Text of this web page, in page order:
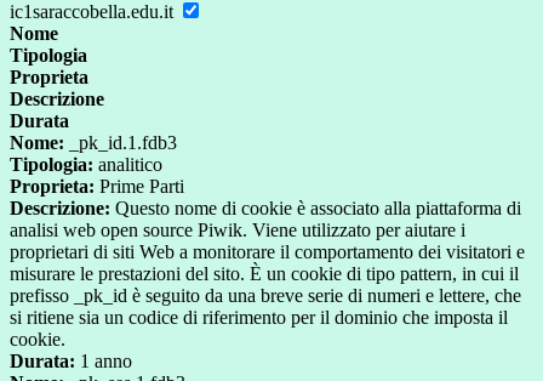
ic1saraccobella.edu.it
Nome
Tipologia
Proprieta
Descrizione
Durata
Nome: _pk_id.1.fdb3
Tipologia: analitico
Proprieta: Prime Parti
Descrizione: Questo nome di cookie è associato alla piattaforma di
analisi web open source Piwik. Viene utilizzato per aiutare i
proprietari di siti Web a monitorare il comportamento dei visitatori e
misurare le prestazioni del sito. È un cookie di tipo pattern, in cui il
prefisso _pk_id è seguito da una breve serie di numeri e lettere, che
si ritiene sia un codice di riferimento per il dominio che imposta il
cookie.
Durata: 1 anno